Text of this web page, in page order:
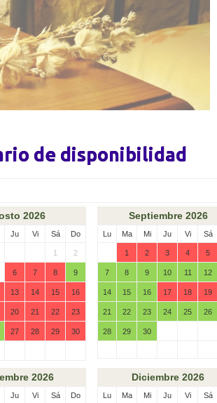
de disponibilidad